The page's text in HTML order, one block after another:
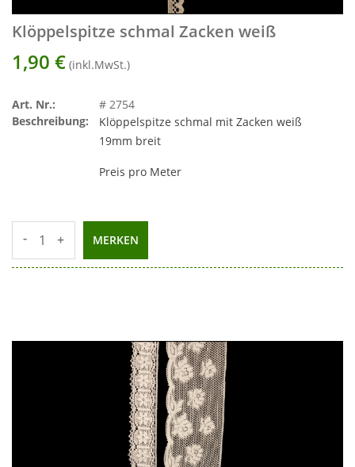
Klöppelspitze schmal Zacken weiß
1,90 € (inkl.MwSt.)
Art. Nr.:
# 2754
Beschreibung:
Klöppelspitze schmal mit Zacken weiß
19mm breit
Preis pro Meter
- + MERKEN